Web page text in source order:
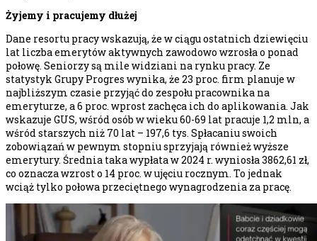
Żyjemy i pracujemy dłużej
Dane resortu pracy wskazują, że w ciągu ostatnich dziewięciu
lat liczba emerytów aktywnych zawodowo wzrosła o ponad
połowę. Seniorzy są mile widziani na rynku pracy. Ze
statystyk Grupy Progres wynika, że 23 proc. firm planuje w
najbliższym czasie przyjąć do zespołu pracownika na
emeryturze, a 6 proc. wprost zachęca ich do aplikowania. Jak
wskazuje GUS, wśród osób w wieku 60-69 lat pracuje 1,2 mln, a
wśród starszych niż 70 lat – 197,6 tys. Spłacaniu swoich
zobowiązań w pewnym stopniu sprzyjają również wyższe
emerytury. Średnia taka wypłata w 2024 r. wyniosła 3862,61 zł,
co oznacza wzrost o 14 proc. w ujęciu rocznym. To jednak
wciąż tylko połowa przeciętnego wynagrodzenia za pracę.